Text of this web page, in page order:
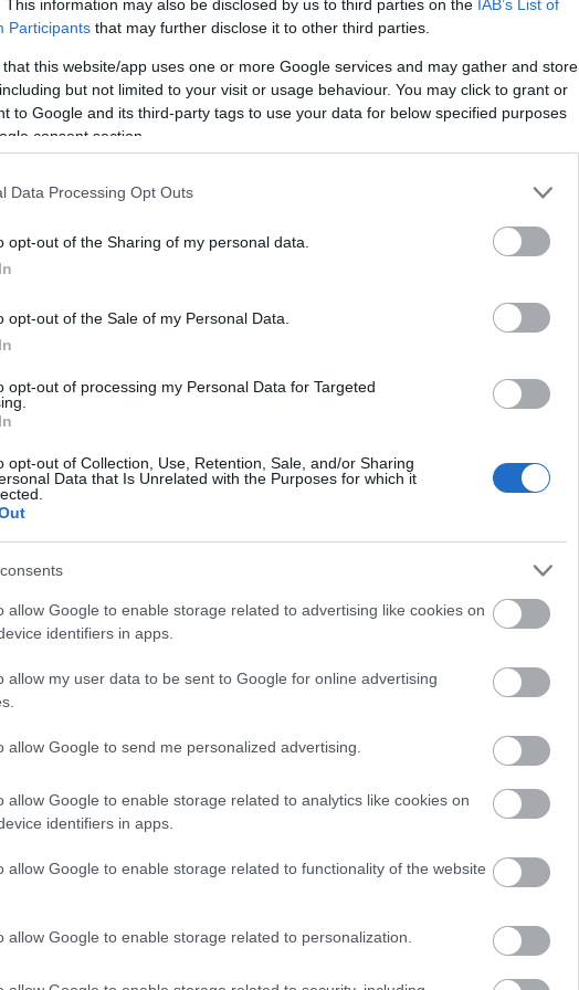
This information may also be disclosed by us to third parties on the IAB’s List of
Participants that may further disclose it to other third parties.
that this website/app uses one or more Google services and may gather and store
but not limited to your visit or usage behaviour. You may click to grant or
to Google and its third-party tags to use your data for below specified purposes
consent section.
Data Processing Opt Outs
opt-out of the Sharing of my personal data.
opt-out of the Sale of my Personal Data.
opt-out of processing my Personal Data for Targeted
opt-out of Collection, Use, Retention, Sale, and/or Sharing
Data that Is Unrelated with the Purposes for which it
allow Google to enable storage related to advertising like cookies on
identifiers in apps.
allow my user data to be sent to Google for online advertising
allow Google to send me personalized advertising.
allow Google to enable storage related to analytics like cookies on
identifiers in apps.
allow Google to enable storage related to functionality of the website
allow Google to enable storage related to personalization.
Oι ΕΙΚΟΝΕΣ με τον Τάσο Δούση ξεκινούν τη νέα σεζόν
αυτό το Σαββατοκύριακο με δύο επεισόδια!
2 Οκτωβρίου 2025, 15:27
Όταν οι λέξεις αδυνατούν να περιγράψουν τις εικόνες αναλαμβάνουν
δράση οι ΕΙΚΟΝΕΣ με τον Τάσο Δούση! Και...
Oι ΕΙΚΟΝΕΣ με τον Τάσο Δούση αυτό το
Όταν οι λέξεις αδυνατούν να περιγράψουν τις εικόνες αναλαμβάνουν
δράση οι ΕΙΚΟΝΕΣ με τον Τάσο Δούση! Και...
Εικόνες Trailers
Σαββατοκύριακο με τρία επεισόδια!
Όταν οι λέξεις αδυνατούν να περιγράψουν τις εικόνες αναλαμβάνουν
δράση οι ΕΙΚΟΝΕΣ με τον Τάσο Δούση! Και...